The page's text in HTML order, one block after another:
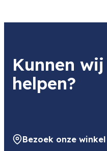
Kunnen
helpen?
Bezoek onze winkel